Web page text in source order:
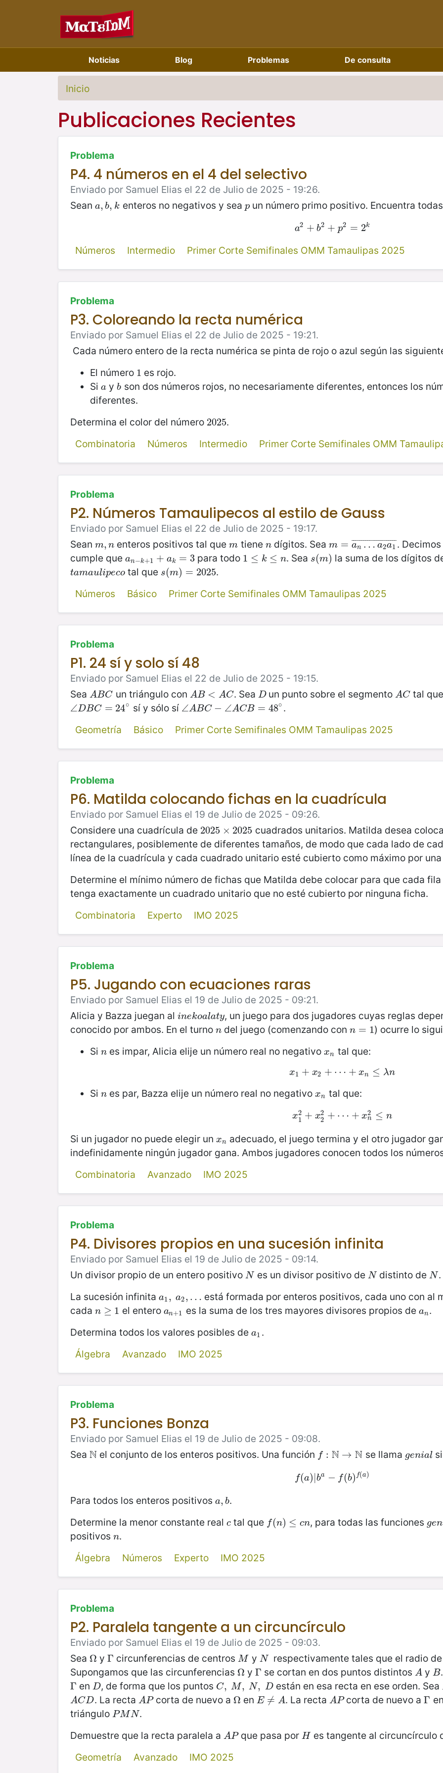
Noticias Blog Problemas De consulta
Inicio
Publicaciones Recientes
Problema
P4. 4 números en el 4 del selectivo
Enviado por Samuel Elias el 22 de Julio de 2025 - 19:26.
Sean a, b, k
a,b,k enteros no negativos y sea p
pun número primo positivo. Encuentra
a2 + b2 + p2 = 2k
a 2+b2+ p2 =2 k
Números
Intermedio Primer Corte Semifinales OMM Tamaulipas 2025
Problema
P3. Coloreando la recta numérica
Enviado por Samuel Elias el 22 de Julio de 2025 - 19:21.
Cada número entero de la recta numérica se pinta de rojo o azul según las
El número 1
1 es rojo.
Si a
a yb
b son dos números rojos, no necesariamente diferentes, entonces los
diferentes.
Determina el color del número 2025
2025.
Combinatoria
Números Intermedio Primer Corte Semifinales OMM
Problema
P2. Números Tamaulipecos al estilo de Gauss
Enviado por Samuel Elias el 22 de Julio de 2025 - 19:17.
Sean m, n
m,n enteros positivos tal quem
m tienen
n dígitos. Seam = an …a2a1
¯ ¯
¯¯¯¯¯¯¯¯¯¯¯¯¯¯¯¯¯¯¯¯
m=a n…a2a1¯ .
cumple que an−k+1 + ak = 3
an−k+ 1+ ak=3 para todo 1 ≤ k ≤ n
1 ≤k ≤n . Sea s(m)
s(m) la suma de los dígitos
tamaulipeco
tamaulipeco tal que s(m) = 2025
s(m)=2025 .
Números
Básico Primer Corte Semifinales OMM Tamaulipas 2025
Problema
P1. 24 sí y solo sí 48
Enviado por Samuel Elias el 22 de Julio de 2025 - 19:15.
Sea A BC
ABC un triángulo con A B < AC
AB<AC . Sea D
Dun punto sobre el segmento AC
AC tal que
∠ DBC = 24∘
∠DBC= 24∘ sí y sólo sí ∠A BC − ∠ACB = 48∘
∠ABC−∠ ACB=48∘
.
Geometría
Básico Primer Corte Semifinales OMM Tamaulipas 2025
Problema
P6. Matilda colocando fichas en la cuadrícula
Enviado por Samuel Elias el 19 de Julio de 2025 - 09:26.
Considere una cuadrícula de 2025 × 2025
2025 × 2025 cuadrados unitarios. Matilda desea
rectangulares, posiblemente de diferentes tamaños, de modo que cada lado de
línea de la cuadrícula y cada cuadrado unitario esté cubierto como máximo por
Determine el mínimo número de fichas que Matilda debe colocar para que cada
tenga exactamente un cuadrado unitario que no esté cubierto por ninguna ficha.
Combinatoria
Experto IMO 2025
Problema
P5. Jugando con ecuaciones raras
Enviado por Samuel Elias el 19 de Julio de 2025 - 09:21.
Alicia y Bazza juegan al inekoalaty
inekoalaty, un juego para dos jugadores cuyas reglas
conocido por ambos. En el turno n
n del juego (comenzando conn = 1
n=1
) ocurre lo
Si n
n es impar, Alicia elije un número real no negativoxn
xn tal que:
x1 + x2 + ⋯ + xn ≤ λn
x1+x 2+ ⋯ +x n≤ λn
Si n
n es par, Bazza elije un número real no negativoxn
xn tal que:
x2
1 + x2
2 + ⋯ + x2
n ≤ n
x 12 +x 22 + ⋯ +xn2 ≤n
Si un jugador no puede elegir un xn
xn adecuado, el juego termina y el otro jugador
indefinidamente ningún jugador gana. Ambos jugadores conocen todos los
Combinatoria
Avanzado IMO 2025
Problema
P4. Divisores propios en una sucesión infinita
Enviado por Samuel Elias el 19 de Julio de 2025 - 09:14.
Un divisor propio de un entero positivo N
Nes un divisor positivo de N
Ndistinto deN
N .
La sucesión infinita a1, a2, …
a1 , a2,…
está formada por enteros positivos, cada uno con al
cada n ≥ 1
n≥1 el entero an+1
an+1 es la suma de los tres mayores divisores propios de an
an.
Determina todos los valores posibles de a1
a1 .
Álgebra
Avanzado IMO 2025
Problema
P3. Funciones Bonza
Enviado por Samuel Elias el 19 de Julio de 2025 - 09:08.
Sea N
Nel conjunto de los enteros positivos. Una función f : N → N
f:N →N se llama genial
genialsi
f(a) |ba − f(b) f(a)
f(a) |ba −f (b)f(a)
Para todos los enteros positivos a, b
a,b.
Determine la menor constante real c
c tal que f(n) ≤ cn
f(n)≤ cn , para todas las funciones gen
ge
positivos n
n.
Álgebra
Números Experto IMO 2025
Problema
P2. Paralela tangente a un circuncírculo
Enviado por Samuel Elias el 19 de Julio de 2025 - 09:03.
Sea Ω
Ω y Γ
Γ circunferencias de centros M
M y N
Nrespectivamente tales que el radio de
Supongamos que las circunferencias Ω
Ω y Γ
Γ se cortan en dos puntos distintos A
A y B
B
Γ
Γ en D
D , de forma que los puntos C, M, N, D
C, M, N , D están en esa recta en ese orden. Sea
ACD
ACD . La recta A P
AP corta de nuevo a Ω
Ω en E ≠ A
E≠A . La recta A P
AP corta de nuevo aΓ
Γ en
triángulo PM N
PMN .
Demuestre que la recta paralela a A P
AP que pasa por H
Hes tangente al circuncírculo
Geometría
Avanzado IMO 2025